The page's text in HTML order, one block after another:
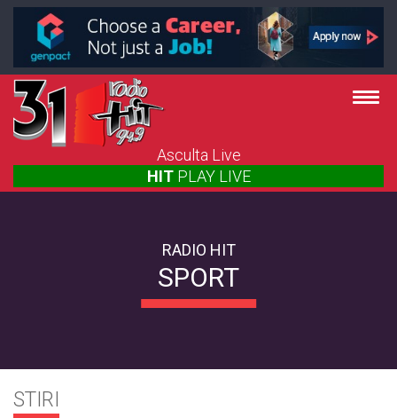
Asculta Live
HIT PLAY LIVE
RADIO HIT
SPORT
STIRI